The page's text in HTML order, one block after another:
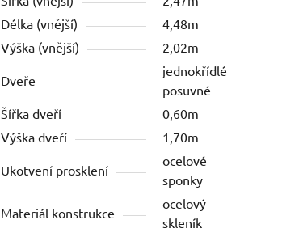
Délka (vnější)
4,48m
Výška (vnější)
2,02m
Dveře
jednokřídlé
posuvné
Šířka dveří
0,60m
Výška dveří
1,70m
Ukotvení prosklení
ocelové
sponky
Materiál konstrukce
ocelový
skleník